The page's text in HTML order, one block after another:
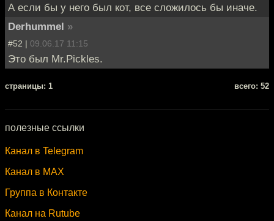
А если бы у него был кот, все сложилось бы иначе.
Derhummel »
#52 | 09.06.17 11:15
Это был Mr.Pickles.
cтраницы: 1 всего: 52
полезные ссылки
Канал в Telegram
Канал в MAX
Группа в Контакте
Канал на Rutube